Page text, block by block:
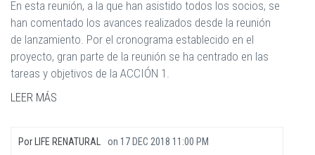
En esta reunión, a la que han asistido todos los socios, se
han comentado los avances realizados desde la reunión
de lanzamiento. Por el cronograma establecido en el
proyecto, gran parte de la reunión se ha centrado en las
tareas y objetivos de la ACCIÓN 1.
LEER MÁS
Por LIFE RENATURAL on 17 DEC 2018 11:00 PM